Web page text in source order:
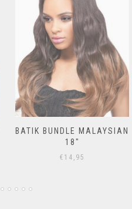
BATIK BUNDLE MALAYSIAN
18″
14,95